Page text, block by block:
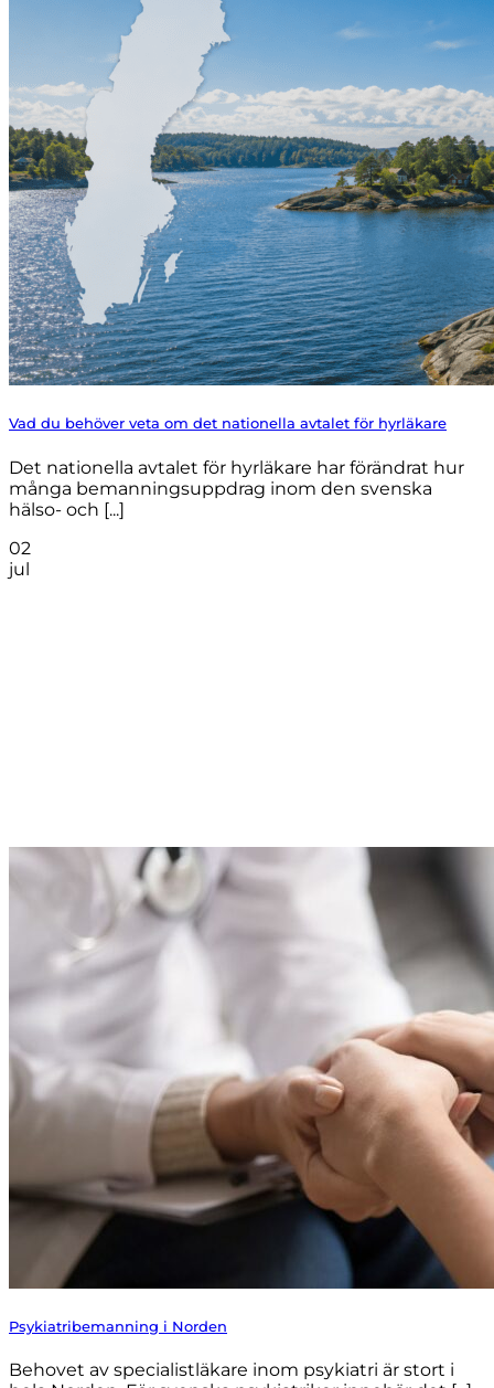
Vad du behöver veta om det nationella avtalet för hyrläkare
Det nationella avtalet för hyrläkare har förändrat hur
många bemanningsuppdrag inom den svenska
hälso- och [...]
02
jul
Psykiatribemanning i Norden
Behovet av specialistläkare inom psykiatri är stort i